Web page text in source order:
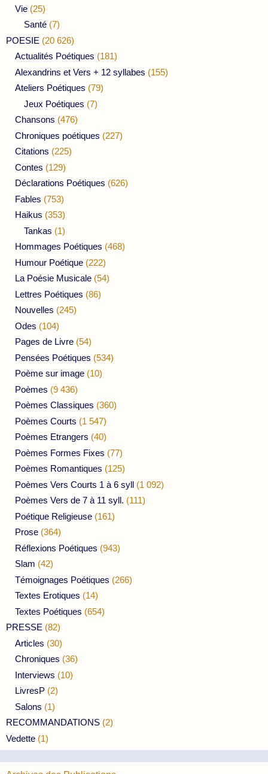
Vie (25)
Santé (7)
POESIE (20 626)
Actualités Poétiques (181)
Alexandrins et Vers + 12 syllabes (155)
Ateliers Poétiques (79)
Jeux Poétiques (7)
Chansons (476)
Chroniques poétiques (227)
Citations (225)
Contes (129)
Déclarations Poétiques (626)
Fables (753)
Haikus (353)
Tankas (1)
Hommages Poétiques (468)
Humour Poétique (222)
La Poésie Musicale (54)
Lettres Poétiques (86)
Nouvelles (245)
Odes (104)
Pages de Livre (54)
Pensées Poétiques (534)
Poème sur image (10)
Poèmes (9 436)
Poèmes Classiques (360)
Poèmes Courts (1 547)
Poèmes Etrangers (40)
Poèmes Formes Fixes (77)
Poèmes Romantiques (125)
Poèmes Vers Courts 1 à 6 syll (1 092)
Poèmes Vers de 7 à 11 syll. (111)
Poétique Religieuse (161)
Prose (364)
Réflexions Poétiques (943)
Slam (42)
Témoignages Poétiques (266)
Textes Erotiques (14)
Textes Poétiques (654)
PRESSE (82)
Articles (30)
Chroniques (36)
Interviews (10)
LivresP (2)
Salons (1)
RECOMMANDATIONS (2)
Vedette (1)